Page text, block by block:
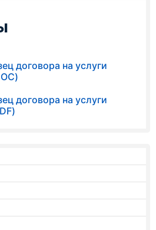
договора на услуги
договора на услуги